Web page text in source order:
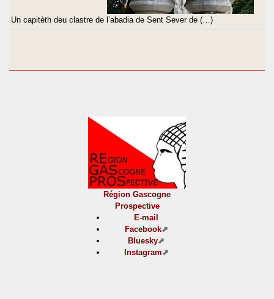
Un capitèth deu clastre de l’abadia de Sent Sever de (…)
Région Gascogne
Prospective
E-mail
Facebook
Bluesky
Instagram